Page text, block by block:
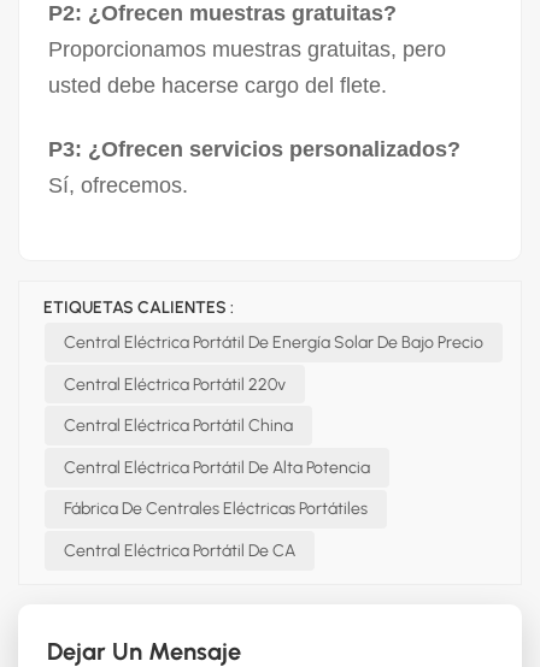
P2: ¿Ofrecen muestras gratuitas?
Proporcionamos muestras gratuitas, pero
usted debe hacerse cargo del flete.
P3: ¿Ofrecen servicios personalizados?
Sí, ofrecemos.
ETIQUETAS CALIENTES :
Central Eléctrica Portátil De Energía Solar De Bajo Precio
Central Eléctrica Portátil 220v
Central Eléctrica Portátil China
Central Eléctrica Portátil De Alta Potencia
Fábrica De Centrales Eléctricas Portátiles
Central Eléctrica Portátil De CA
Dejar Un Mensaje